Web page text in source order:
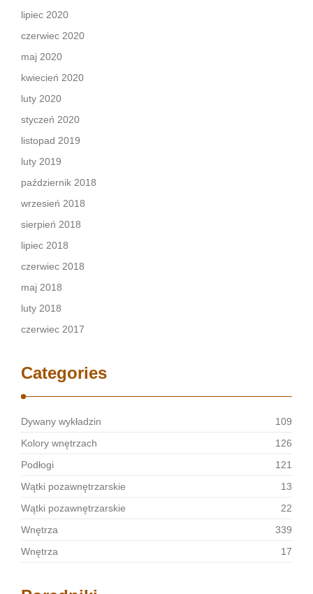
lipiec 2020
czerwiec 2020
maj 2020
kwiecień 2020
luty 2020
styczeń 2020
listopad 2019
luty 2019
październik 2018
wrzesień 2018
sierpień 2018
lipiec 2018
czerwiec 2018
maj 2018
luty 2018
czerwiec 2017
Categories
Dywany wykładzin
109
Kolory wnętrzach
126
Podłogi
121
Wątki pozawnętrzarskie
13
Wątki pozawnętrzarskie
22
Wnętrza
339
Wnętrza
17